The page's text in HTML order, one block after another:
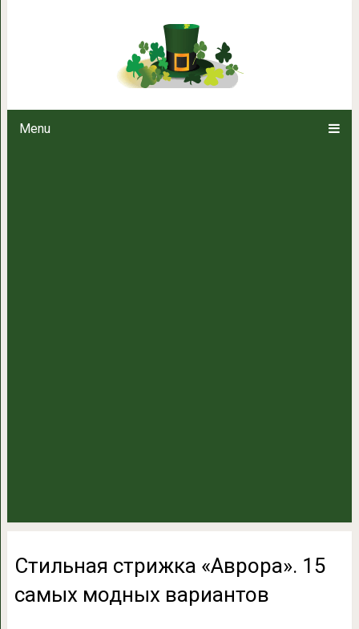
Menu
Стильная стрижка
Стильная стрижка «Аврора». 15
самых модных вариантов